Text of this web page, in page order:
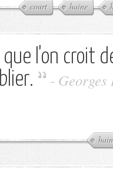
court haine
que l'on croit
- Georges